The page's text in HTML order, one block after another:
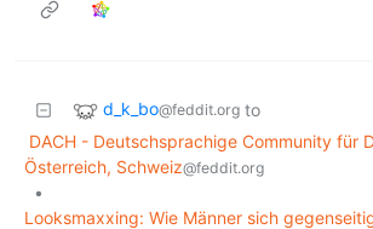
d_k_bo@feddit.org to
DACH - Deutschsprachige Community für
Österreich, Schweiz@feddit.org
•
Looksmaxxing: Wie Männer sich